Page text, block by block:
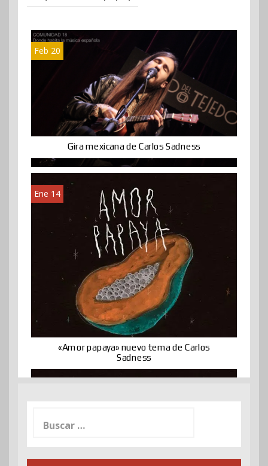
Feb 20
Gira mexicana de Carlos Sadness
Ene 14
«Amor papaya» nuevo tema de Carlos
Sadness